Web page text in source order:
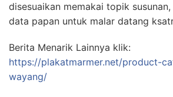
disesuaikan memakai topik
data papan untuk malar datang
Berita Menarik Lainnya klik:
https://plakatmarmer.net/product-
wayang/